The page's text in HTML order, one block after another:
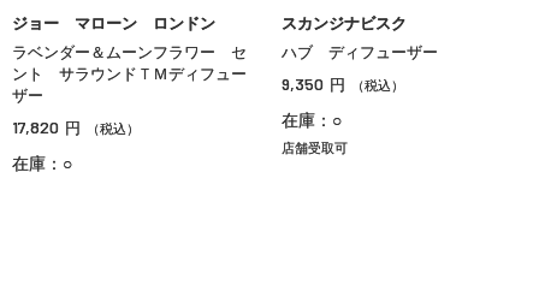
ジョー マローン ロンドン
ラベンダー＆ムーンフラワー セ
ント サラウンドＴＭディフュー
ザー
17,820 円 （税込）
在庫：○
スカンジナビスク
ハブ ディフューザー
9,350 円 （税込）
在庫：○
店舗受取可